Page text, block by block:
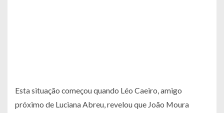
Esta situação começou quando Léo Caeiro, amigo
próximo de Luciana Abreu, revelou que João Moura